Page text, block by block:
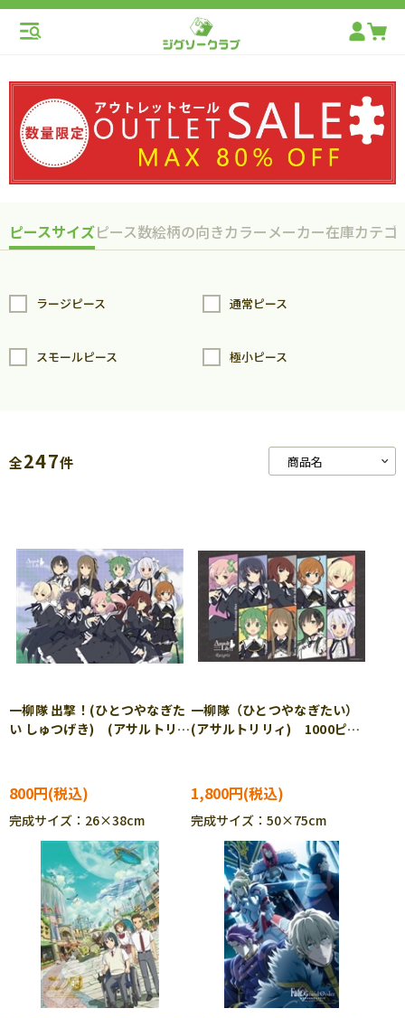
ピースサイズピース数絵柄の向きカラーメーカー在庫カテゴ
ラージピース 通常ピース
スモールピース 極小ピース
全247件
一柳隊 出撃！(ひとつやなぎた
い しゅつげき) (アサルトリリ
800円
完成サイズ：26×38cm
一柳隊（ひとつやなぎたい）
(アサルトリリィ) 1000ピー
1,800円
完成サイズ：50×75cm